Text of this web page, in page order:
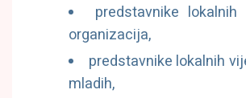
predstavnike lokalnih
organizacija,
predstavnike lokalnih
mladih,